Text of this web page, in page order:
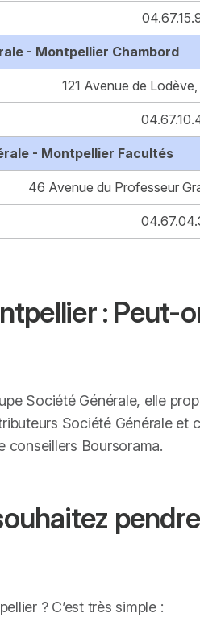
- Montpellier Chambord
121 Avenue de
- Montpellier Facultés
46 Avenue du Professeur
: Peut-
Société Générale, elle
Société Générale et
conseillers Boursorama.
? C’est très simple :